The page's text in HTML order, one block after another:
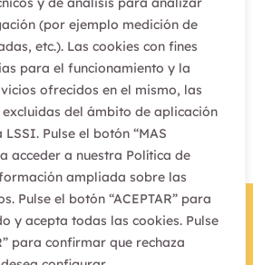
(por ejemplo medición de
etc.). Las cookies con fines
para el funcionamiento y la
ofrecidos en el mismo, las
excluidas del ámbito de aplicación
Pulse el botón “MAS
acceder a nuestra Política de
ampliada sobre las
Pulse el botón “ACEPTAR” para
y acepta todas las cookies. Pulse
para confirmar que rechaza